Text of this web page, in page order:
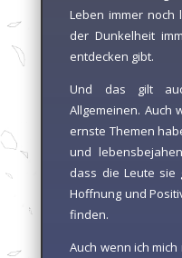
Leben immer
der Dunkelheit
entdecken gibt.
Und das gilt
Allgemeinen. Auch
ernste Themen
und
dass die Leute sie
Hoffnung und
finden.
Auch wenn ich